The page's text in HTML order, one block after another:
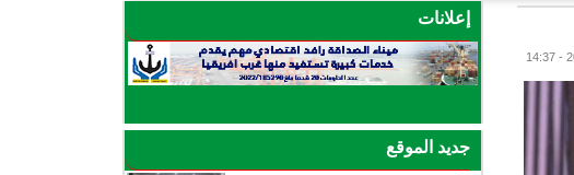
إعلانات
جديد الموقع